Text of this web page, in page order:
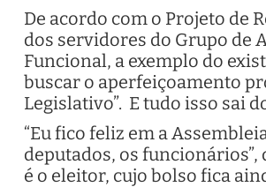
De acordo com o Projeto de
dos servidores do Grupo de
Funcional, a exemplo do
buscar o aperfeiçoamento
Legislativo”. E tudo isso sai
“Eu fico feliz em a
deputados, os
é o eleitor, cujo bolso fica